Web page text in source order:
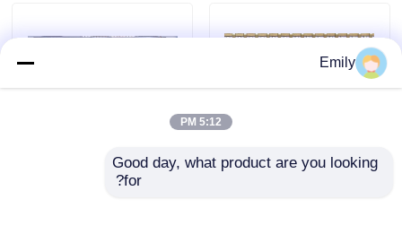
أخبار
توسيع شبكة الأسلاك المعدنية
تتأرجح الواجهة الحركية
Emily
5:12 PM
Good day, what product are you looking
for?